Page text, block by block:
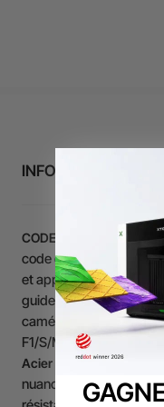
INFORMATIONS
CODE QR MATÉRIAU
code dans la machine,
et appliquez les
guide des sériesP/F.
caméra ; scan manuel
F1/S/M1U/D.)
Acier inoxydable 18/8
nuance chrome-nickel